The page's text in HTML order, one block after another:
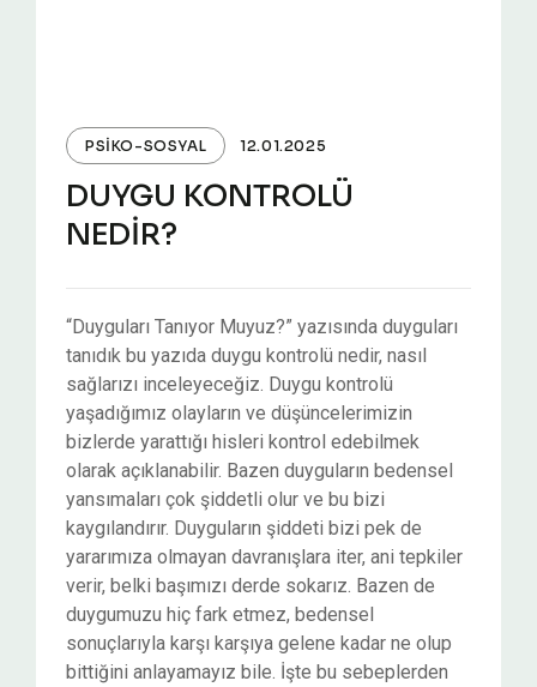
PSIKO-SOSYAL 12.01.2025
DUYGU KONTROLÜ
NEDİR?
“Duyguları Tanıyor Muyuz?” yazısında duyguları
tanıdık bu yazıda duygu kontrolü nedir, nasıl
sağlarızı inceleyeceğiz. Duygu kontrolü
yaşadığımız olayların ve düşüncelerimizin
bizlerde yarattığı hisleri kontrol edebilmek
olarak açıklanabilir. Bazen duyguların bedensel
yansımaları çok şiddetli olur ve bu bizi
kaygılandırır. Duyguların şiddeti bizi pek de
yararımıza olmayan davranışlara iter, ani tepkiler
verir, belki başımızı derde sokarız. Bazen de
duygumuzu hiç fark etmez, bedensel
sonuçlarıyla karşı karşıya gelene kadar ne olup
bittiğini anlayamayız bile. İşte bu sebeplerden